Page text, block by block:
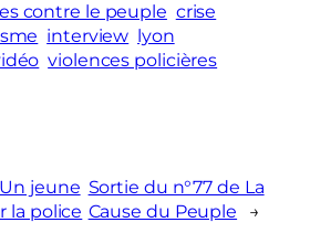
contre le peuple crise
interview
lyon
violences policières
jeune
la police
Sortie du n°77 de La
Cause du Peuple
→